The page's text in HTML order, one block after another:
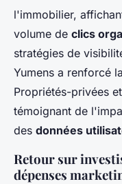
l'immobilier,
volume de clics
stratégies de
Yumens a renforcé
Propriétés-privées
témoignant de
des données
Retour sur
dépenses